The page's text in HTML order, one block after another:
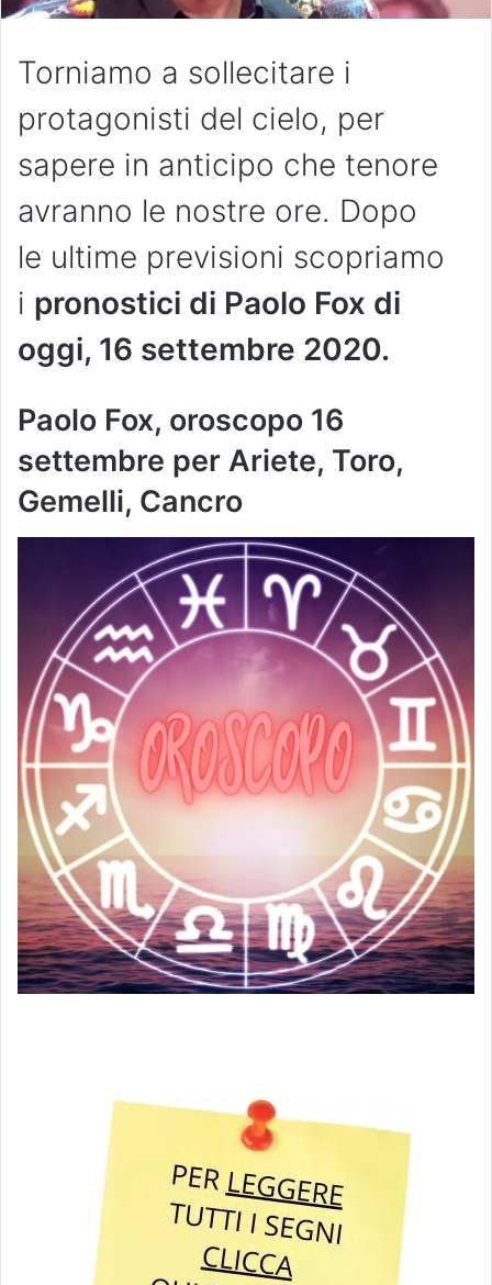
Torniamo a sollecitare i
protagonisti del cielo, per
sapere in anticipo che tenore
avranno le nostre ore. Dopo
le ultime previsioni scopriamo
i pronostici di Paolo Fox di
oggi, 16 settembre 2020.
Paolo Fox, oroscopo 16
settembre per Ariete, Toro,
Gemelli, Cancro